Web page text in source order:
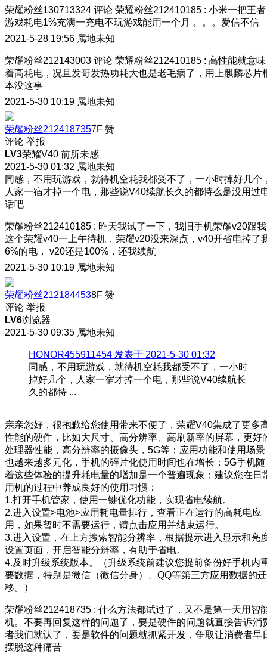
荣耀粉丝130713324 评论 荣耀粉丝212410185 : 小米一把王者
游戏耗电1%充满一充电不玩游戏能用一个月 。。。爱信不信
2021-5-28 19:56 属地未知
荣耀粉丝212143003 评论 荣耀粉丝212410185 : 高性能就意味
着高耗电，况且发哥发热功耗大也是老毛病了，用上麒麟芯片
本没这事
2021-5-30 10:19 属地未知
荣耀粉丝2124187357F 赞
评论 举报
LV3荣耀V40 前所未感
2021-5-30 01:32 属地未知
同感，不用玩游戏，就待机空耗我都受不了，一小时掉好几个
人家一宿才掉一个电，那些说V40续航长久的都特么是没用过
话吧
荣耀粉丝212410185 : 昨天我试了一下，我旧手机荣耀v20跟我
这个荣耀v40一上午待机，荣耀v20没来深点，v40开省电掉了
6%的电， v20还是100%，还我续航
2021-5-30 10:19 属地未知
荣耀粉丝2121844538F 赞
评论 举报
LV6浏览器
2021-5-30 09:35 属地未知
HONOR455911454 发表于 2021-5-30 01:32
同感，不用玩游戏，就待机空耗我都受不了，一小时
掉好几个，人家一宿才掉一个电，那些说V40续航长
久的都特 ...
亲亲您好，很抱歉给您使用带来不便了，荣耀V40集成了更多
性能的硬件，比如大尺寸、高分辨率、高刷新率的屏幕，更好
处理器性能，高分辨率的摄像头，5G等；应用功能和使用场景
也越来越多元化，手机的碎片化使用时间也在增长；5G手机随
着这些体验的提升耗电量的增加是一个普遍现象；建议您在日
用机的过程中养成良好的使用习惯：
1.打开手机管家，使用一键优化功能，实现省电续航。
2.进入设置>电池>应用耗电量排行，查看正在运行的高耗电应
用，如果暂时不需要运行，请点击应用并结束运行。
3.进入设置，在上方搜索智能分辨率，根据提示进入显示和亮
设置页面，开启智能分辨率，有助于省电。
4.及时升级系统版本。（升级系统前建议您提前备份好手机内
要数据，特别是微信（微信分身）、QQ等第三方应用数据的迁
移。）
荣耀粉丝212418735 : 什么方法都试过了，又不是第一天用智
机。不要再回复这样的问题了，要是硬件的问题就直接告诉消
者我们就认了，要是软件的问题就抓紧开发，争取让消费者早
摆脱这种痛苦